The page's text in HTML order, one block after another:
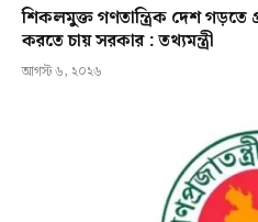
শিকলমুক্ত গণতান্ত্রিক দেশ গড়তে
করতে চায় সরকার : তথ্যমন্ত্রী
আগস্ট ৬, ২০২৬